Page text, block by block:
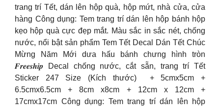
trang trí Tết, dán lên hộp quà, hộp mứt, nhà cửa, cửa
hàng Công dụng: Tem trang trí dán lên hộp bánh hộp
kẹo hộp quà cực đẹp mắt. Màu sắc in sắc nét, chống
nước, nổi bật sản phẩm Tem Tết Decal Dán Tết Chúc
Mừng Năm Mới dưa hấu bánh chưng hình tròn
𝑭𝒓𝒆𝒆𝒔𝒉𝒊𝒑 Decal chống nước, cắt sẵn, trang trí Tết
Sticker 247 Size (Kích thước) + 5cmx5cm +
6.5cmx6.5cm + 8cm x8cm + 12cm x 12cm +
17cmx17cm Công dụng: Tem trang trí dán lên hộp